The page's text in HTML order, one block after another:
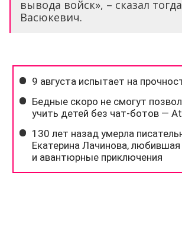
вывода войск», – сказал тогда
Васюкевич.